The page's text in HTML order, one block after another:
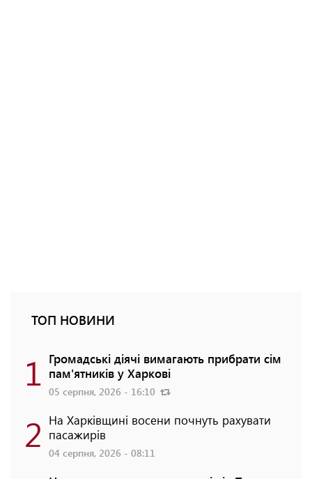
ТОП НОВИНИ
1 Громадські діячі вимагають прибрати сім
пам'ятників у Харкові
05 серпня, 2026 - 16:10
2 На Харківщині восени почнуть рахувати
пасажирів
04 серпня, 2026 - 08:11